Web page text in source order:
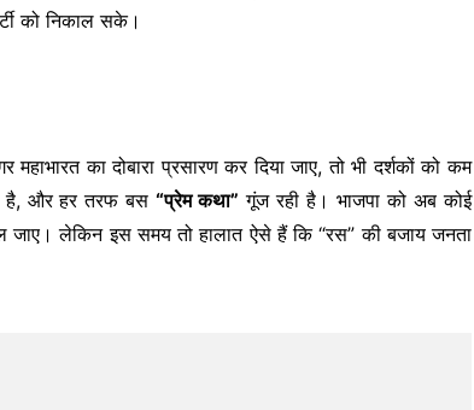
को निकाल सके।
का दोबारा प्रसारण कर दिया जाए, तो भी दर्शकों को कम
है, और हर तरफ बस“प्रेम कथा” गूंज रही है। भाजपा को अब कोई
जाए। लेकिन इस समय तो हालात ऐसे हैं कि “रस” की बजाय जनता